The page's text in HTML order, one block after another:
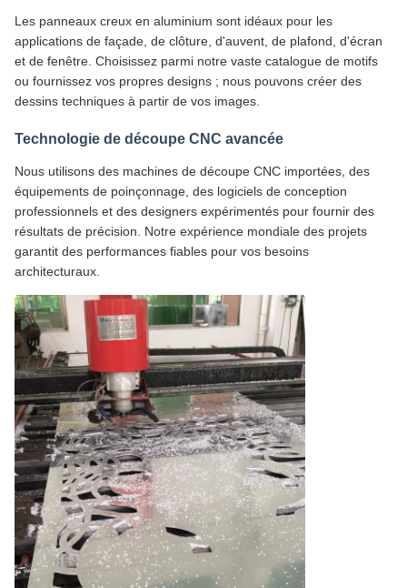
Les panneaux creux en aluminium sont idéaux pour les
applications de façade, de clôture, d'auvent, de plafond, d'écran
et de fenêtre. Choisissez parmi notre vaste catalogue de motifs
ou fournissez vos propres designs ; nous pouvons créer des
dessins techniques à partir de vos images.
Technologie de découpe CNC avancée
Nous utilisons des machines de découpe CNC importées, des
équipements de poinçonnage, des logiciels de conception
professionnels et des designers expérimentés pour fournir des
résultats de précision. Notre expérience mondiale des projets
garantit des performances fiables pour vos besoins
architecturaux.